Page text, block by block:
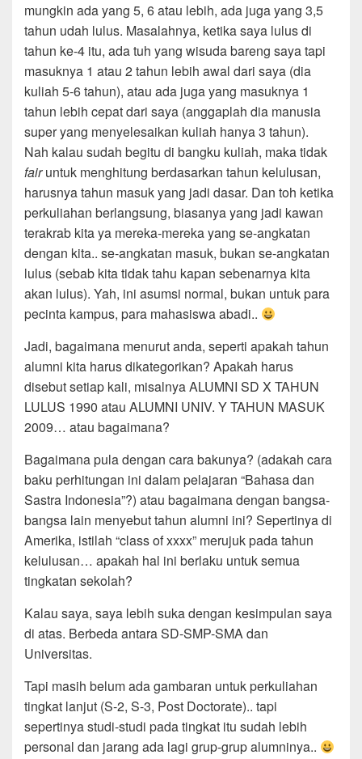
mungkin ada yang 5, 6 atau lebih, ada juga yang 3,5
tahun udah lulus. Masalahnya, ketika saya lulus di
tahun ke-4 itu, ada tuh yang wisuda bareng saya tapi
masuknya 1 atau 2 tahun lebih awal dari saya (dia
kuliah 5-6 tahun), atau ada juga yang masuknya 1
tahun lebih cepat dari saya (anggaplah dia manusia
super yang menyelesaikan kuliah hanya 3 tahun).
Nah kalau sudah begitu di bangku kuliah, maka tidak
fairuntuk menghitung berdasarkan tahun kelulusan,
harusnya tahun masuk yang jadi dasar. Dan toh ketika
perkuliahan berlangsung, biasanya yang jadi kawan
terakrab kita ya mereka-mereka yang se-angkatan
dengan kita.. se-angkatan masuk, bukan se-angkatan
lulus (sebab kita tidak tahu kapan sebenarnya kita
akan lulus). Yah, ini asumsi normal, bukan untuk para
pecinta kampus, para mahasiswa abadi..
Jadi, bagaimana menurut anda, seperti apakah tahun
alumni kita harus dikategorikan? Apakah harus
disebut setiap kali, misalnya ALUMNI SD X TAHUN
LULUS 1990 atau ALUMNI UNIV. Y TAHUN MASUK
2009… atau bagaimana?
Bagaimana pula dengan cara bakunya? (adakah cara
baku perhitungan ini dalam pelajaran “Bahasa dan
Sastra Indonesia”?) atau bagaimana dengan bangsa-
bangsa lain menyebut tahun alumni ini? Sepertinya di
Amerika, istilah “class of xxxx” merujuk pada tahun
kelulusan… apakah hal ini berlaku untuk semua
tingkatan sekolah?
Kalau saya, saya lebih suka dengan kesimpulan saya
di atas. Berbeda antara SD-SMP-SMA dan
Universitas.
Tapi masih belum ada gambaran untuk perkuliahan
tingkat lanjut (S-2, S-3, Post Doctorate).. tapi
sepertinya studi-studi pada tingkat itu sudah lebih
personal dan jarang ada lagi grup-grup alumninya..